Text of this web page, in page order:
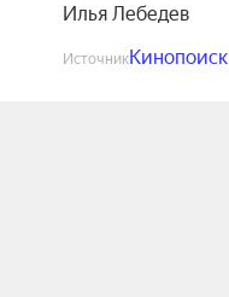
Илья Лебедев
ИсточникКинопоиск